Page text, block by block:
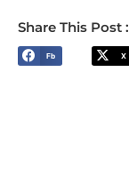
Share This Post :
Fb X